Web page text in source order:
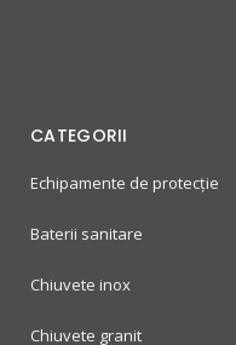
CATEGORII
Echipamente de protecție
Baterii sanitare
Chiuvete inox
Chiuvete granit